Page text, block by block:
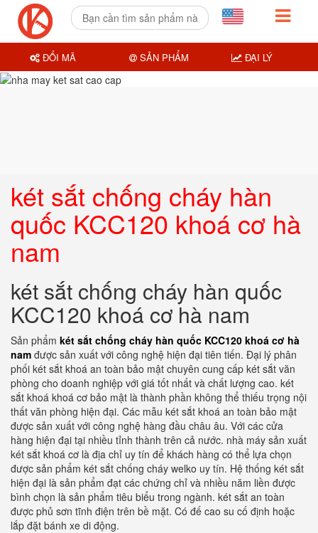
két sắt chống cháy hàn
quốc KCC120 khoá cơ hà
nam
két sắt chống cháy hàn quốc
KCC120 khoá cơ hà nam
Sản phẩm két sắt chống cháy hàn quốc KCC120 khoá cơ hà
nam được sản xuất với công nghệ hiện đại tiên tiến. Đại lý phân
phối két sắt khoá an toàn bảo mật chuyên cung cấp két sắt văn
phòng cho doanh nghiệp với giá tốt nhất và chất lượng cao. két
sắt khoá khoá cơ bảo mật là thành phần không thể thiếu trọng nội
thất văn phòng hiện đại. Các mẫu két sắt khoá an toàn bảo mật
được sản xuất với công nghệ hàng đầu châu âu. Với các cửa
hàng hiện đại tại nhiều tỉnh thành trên cả nước. nhà máy sản xuất
két sắt khoá cơ là địa chỉ uy tín để khách hàng có thể lựa chọn
được sản phẩm két sắt chống cháy welko uy tín. Hệ thống két sắt
hiện đại là sản phẩm đạt các chứng chỉ và nhiều năm liền được
bình chọn là sản phẩm tiêu biểu trong ngành. két sắt an toàn
được phủ sơn tĩnh điện trên bề mặt. Có đế cao su cố định hoặc
lắp đặt bánh xe di động.
ĐỔI MÃ SẢN PHẨM ĐẠI LÝ